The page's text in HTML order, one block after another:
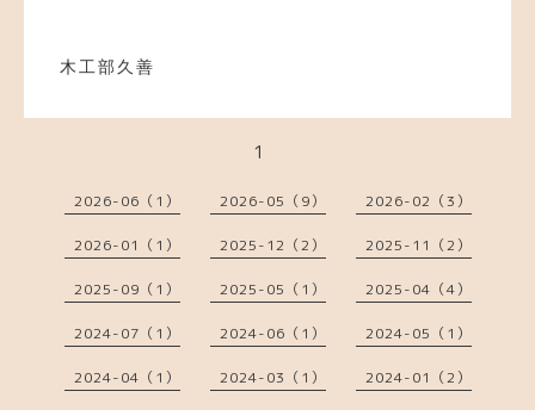
木工部久善
1
2026-06（1） 2026-05（9） 2026-02（3）
2026-01（1） 2025-12（2） 2025-11（2）
2025-09（1） 2025-05（1） 2025-04（4）
2024-07（1） 2024-06（1） 2024-05（1）
2024-04（1） 2024-03（1） 2024-01（2）